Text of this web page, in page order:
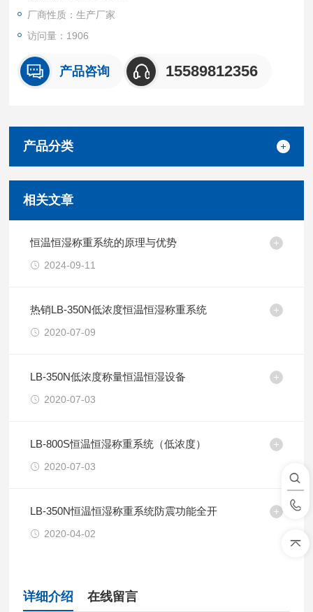
厂商性质：生产厂家
访问量：1906
产品咨询 15589812356
产品分类
相关文章
恒温恒湿称重系统的原理与优势
2024-09-11
热销LB-350N低浓度恒温恒湿称重系统
2020-07-09
LB-350N低浓度称量恒温恒湿设备
2020-07-03
LB-800S恒温恒湿称重系统（低浓度）
2020-07-03
LB-350N恒温恒湿称重系统防震功能全开
2020-04-02
详细介绍 在线留言